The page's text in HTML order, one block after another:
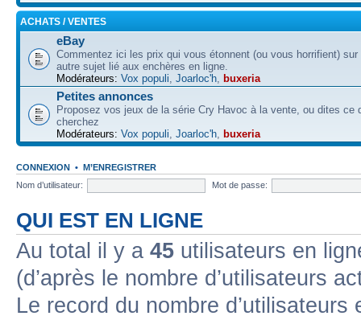
ACHATS / VENTES
eBay
Commentez ici les prix qui vous étonnent (ou vous horrifient)
autre sujet lié aux enchères en ligne.
Modérateurs: Vox populi, Joarloc'h, buxeria
Petites annonces
Proposez vos jeux de la série Cry Havoc à la vente, ou dites ce
cherchez
Modérateurs: Vox populi, Joarloc'h, buxeria
CONNEXION • M’ENREGISTRER
Nom d’utilisateur:
Mot de passe:
QUI EST EN LIGNE
Au total il y a 45 utilisateurs en
(d’après le nombre d’utilisateurs
Le record du nombre